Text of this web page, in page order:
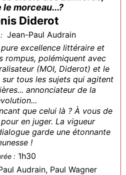
morceau...?
Diderot
Jean-Paul Audrain
excellence littéraire et
rompus, polémiquent avec
(MOI, Diderot) et le
sur tous les sujets qui agitent
annonciateur de la
celui là ? À vous de
en juger. La vigueur
garde une étonnante
!
: 1h30
Audrain, Paul Wagner